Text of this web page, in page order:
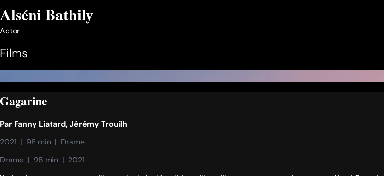
Alséni Bathily
Actor
Films
Gagarine
Par Fanny Liatard,Jérémy Trouilh
2021  |  98 min  |  Drame
Drame  |  98 min  |  2021